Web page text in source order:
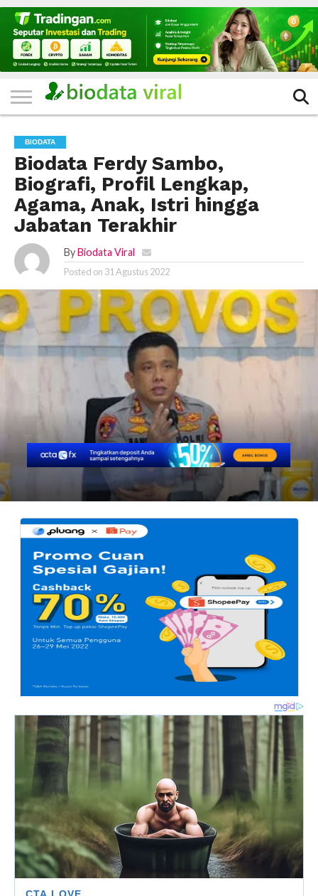
HOME
FILTER
KATEGORI
IKLAN
GRATIS
TERVIRAL
TRADING
KOMUNITAS
BERITA
BISNIS
LAINNYA
BIODATA
Biodata Ferdy Sambo,
Biografi, Profil Lengkap,
Agama, Anak, Istri hingga
Jabatan Terakhir
By Biodata Viral
Posted on 31 Agustus 2022